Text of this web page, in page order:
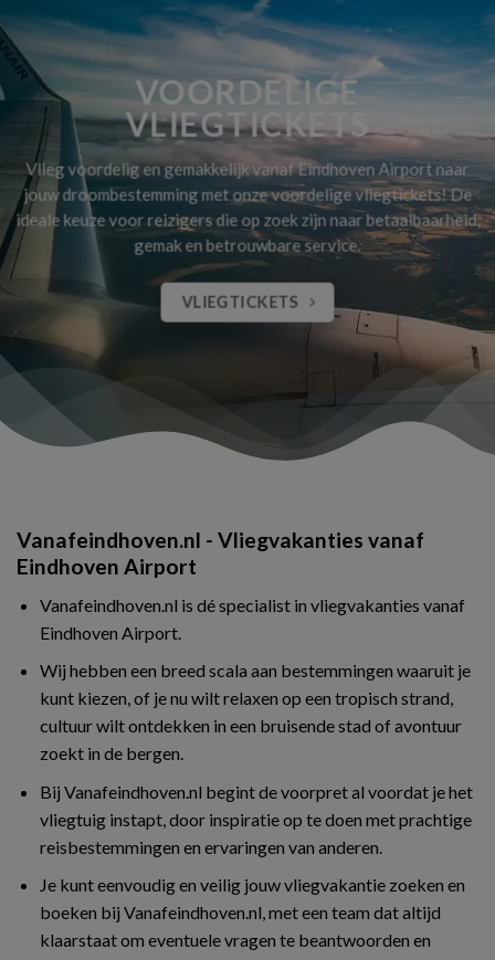
VOORDELIGE
VLIEGTICKETS
Vlieg voordelig en gemakkelijk vanaf Eindhoven Airport naar
jouw droombestemming met onze voordelige vliegtickets! De
ideale keuze voor reizigers die op zoek zijn naar betaalbaarheid,
gemak en betrouwbare service.
VLIEGTICKETS
Vanafeindhoven.nl - Vliegvakanties vanaf
Eindhoven Airport
Vanafeindhoven.nl is dé specialist in vliegvakanties vanaf
Eindhoven Airport.
Wij hebben een breed scala aan bestemmingen waaruit je
kunt kiezen, of je nu wilt relaxen op een tropisch strand,
cultuur wilt ontdekken in een bruisende stad of avontuur
zoekt in de bergen.
Bij Vanafeindhoven.nl begint de voorpret al voordat je het
vliegtuig instapt, door inspiratie op te doen met prachtige
reisbestemmingen en ervaringen van anderen.
Je kunt eenvoudig en veilig jouw vliegvakantie zoeken en
boeken bij Vanafeindhoven.nl, met een team dat altijd
klaarstaat om eventuele vragen te beantwoorden en